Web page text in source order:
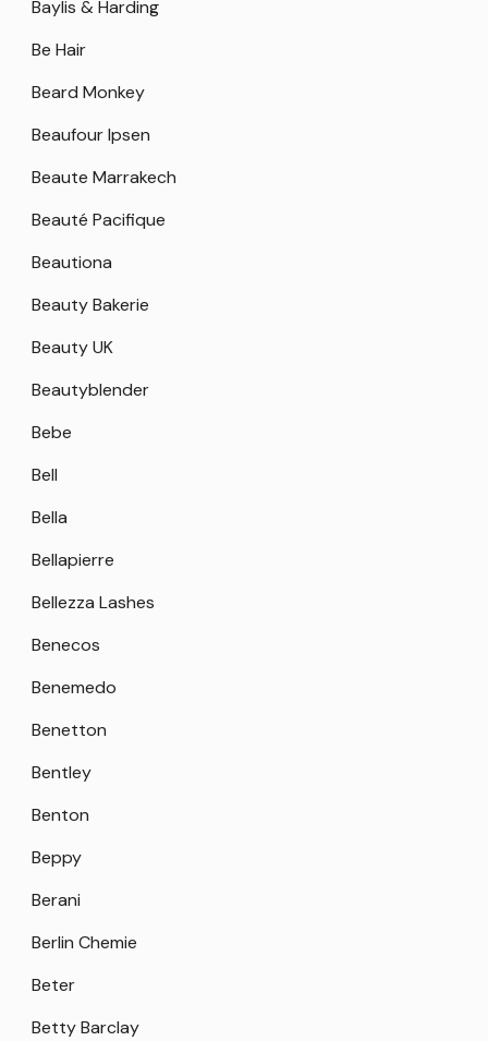
Baylis & Harding
Be Hair
Beard Monkey
Beaufour Ipsen
Beaute Marrakech
Beauté Pacifique
Beautiona
Beauty Bakerie
Beauty UK
Beautyblender
Bebe
Bell
Bella
Bellapierre
Bellezza Lashes
Benecos
Benemedo
Benetton
Bentley
Benton
Beppy
Berani
Berlin Chemie
Beter
Betty Barclay